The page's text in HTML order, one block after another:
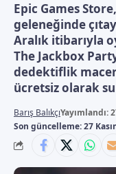
Epic Games
geleneğinde
Aralık itibarıyla
The Jackbox
dedektiflik
ücretsiz olarak
Son güncelleme: 27
Barış BalıkçıYayımlandı: